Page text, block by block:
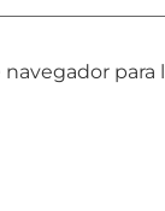
para